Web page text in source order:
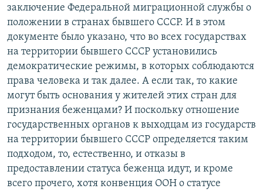
заключение Федеральной миграционной службы о
положении в странах бывшего СССР. И в этом
документе было указано, что во всех государствах
на территории бывшего СССР установились
демократические режимы, в которых соблюдаются
права человека и так далее. А если так, то какие
могут быть основания у жителей этих стран для
признания беженцами? И поскольку отношение
государственных органов к выходцам из государств
на территории бывшего СССР определяется таким
подходом, то, естественно, и отказы в
предоставлении статуса беженца идут, и кроме
всего прочего, хотя конвенция ООН о статусе